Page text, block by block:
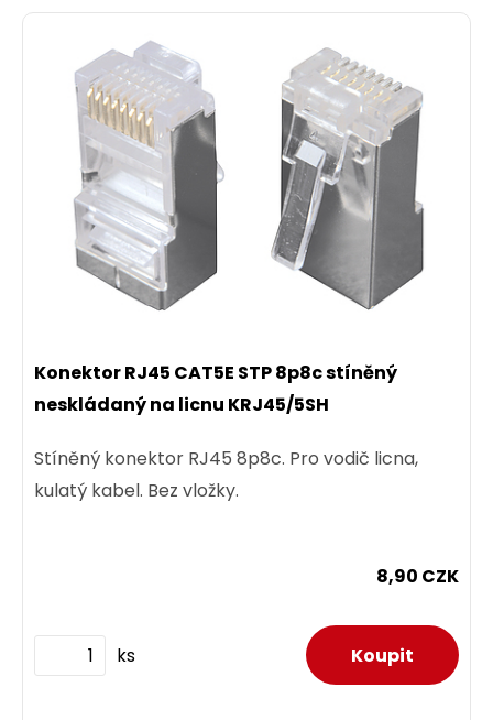
Konektor RJ45 CAT5E STP 8p8c stíněný
neskládaný na licnu KRJ45/5SH
Stíněný konektor RJ45 8p8c. Pro vodič licna,
kulatý kabel. Bez vložky.
8,90 CZK
ks